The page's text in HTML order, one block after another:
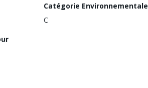
Catégorie Environnementale
C